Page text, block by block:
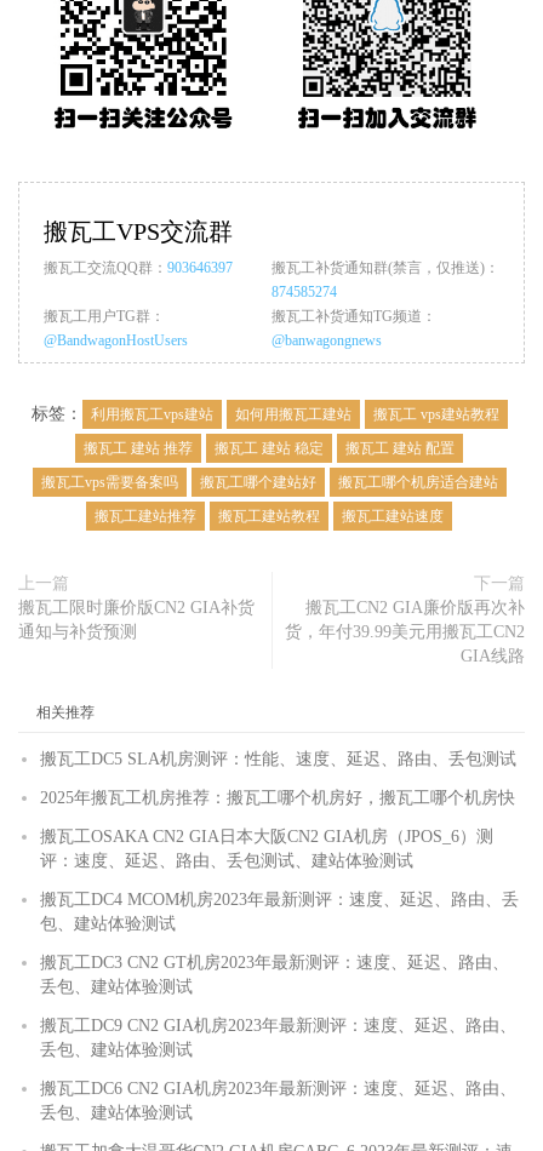
搬瓦工VPS交流群
搬瓦工交流QQ群： 903646397
搬瓦工补货通知群(禁言，仅推送)：
874585274
搬瓦工用户TG群：
@BandwagonHostUsers
搬瓦工补货通知TG频道：
@banwagongnews
标签： 利用搬瓦工vps建站 如何用搬瓦工建站
搬瓦工 vps建站教程
搬瓦工 建站 推荐
搬瓦工 建站 稳定
搬瓦工 建站 配置
搬瓦工vps需要备案吗
搬瓦工哪个建站好
搬瓦工哪个机房适合建站
搬瓦工建站推荐
搬瓦工建站教程 搬瓦工建站速度
上一篇
搬瓦工限时廉价版CN2 GIA补货
通知与补货预测
下一篇
搬瓦工CN2 GIA廉价版再次补
货，年付39.99美元用搬瓦工CN2
GIA线路
相关推荐
搬瓦工DC5 SLA机房测评：性能、速度、延迟、路由、丢包测试
2025年搬瓦工机房推荐：搬瓦工哪个机房好，搬瓦工哪个机房快
搬瓦工OSAKA CN2 GIA日本大阪CN2 GIA机房（JPOS_6）测
评：速度、延迟、路由、丢包测试、建站体验测试
搬瓦工DC4 MCOM机房2023年最新测评：速度、延迟、路由、丢
包、建站体验测试
搬瓦工DC3 CN2 GT机房2023年最新测评：速度、延迟、路由、
丢包、建站体验测试
搬瓦工DC9 CN2 GIA机房2023年最新测评：速度、延迟、路由、
丢包、建站体验测试
搬瓦工DC6 CN2 GIA机房2023年最新测评：速度、延迟、路由、
丢包、建站体验测试